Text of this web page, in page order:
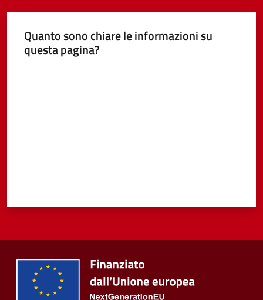
Tutti
Quanto sono chiare le informazioni su
questa pagina?